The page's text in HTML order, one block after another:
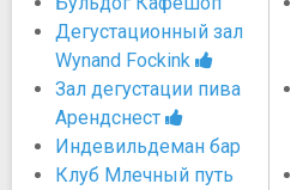
Дегустационный зал
Wynand Fockink
Зал дегустации пива
Арендснест
Индевильдеман бар
Клуб Млечный путь